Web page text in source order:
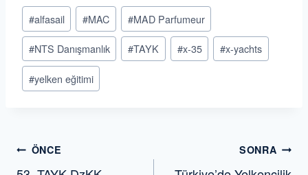
Post
Tags:
#alfasail #MAC #MAD Parfumeur
#NTS Danışmanlık #TAYK #x-35 #x-yachts
#yelken eğitimi
Yazı
ÖNCE SONRA